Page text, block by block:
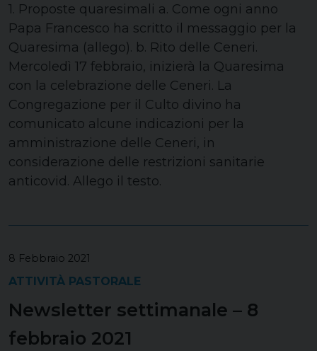
1. Proposte quaresimali a. Come ogni anno
Papa Francesco ha scritto il messaggio per la
Quaresima (allego). b. Rito delle Ceneri.
Mercoledì 17 febbraio, inizierà la Quaresima
con la celebrazione delle Ceneri. La
Congregazione per il Culto divino ha
comunicato alcune indicazioni per la
amministrazione delle Ceneri, in
considerazione delle restrizioni sanitarie
anticovid. Allego il testo.
8 Febbraio 2021
ATTIVITÀ PASTORALE
Newsletter settimanale – 8
febbraio 2021